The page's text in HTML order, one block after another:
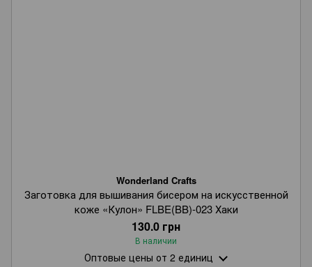
Wonderland Crafts
Заготовка для вышивания бисером на искусственной
коже «Кулон» FLBE(BB)-023 Хаки
130.0 грн
В наличии
Оптовые цены от 2 единиц